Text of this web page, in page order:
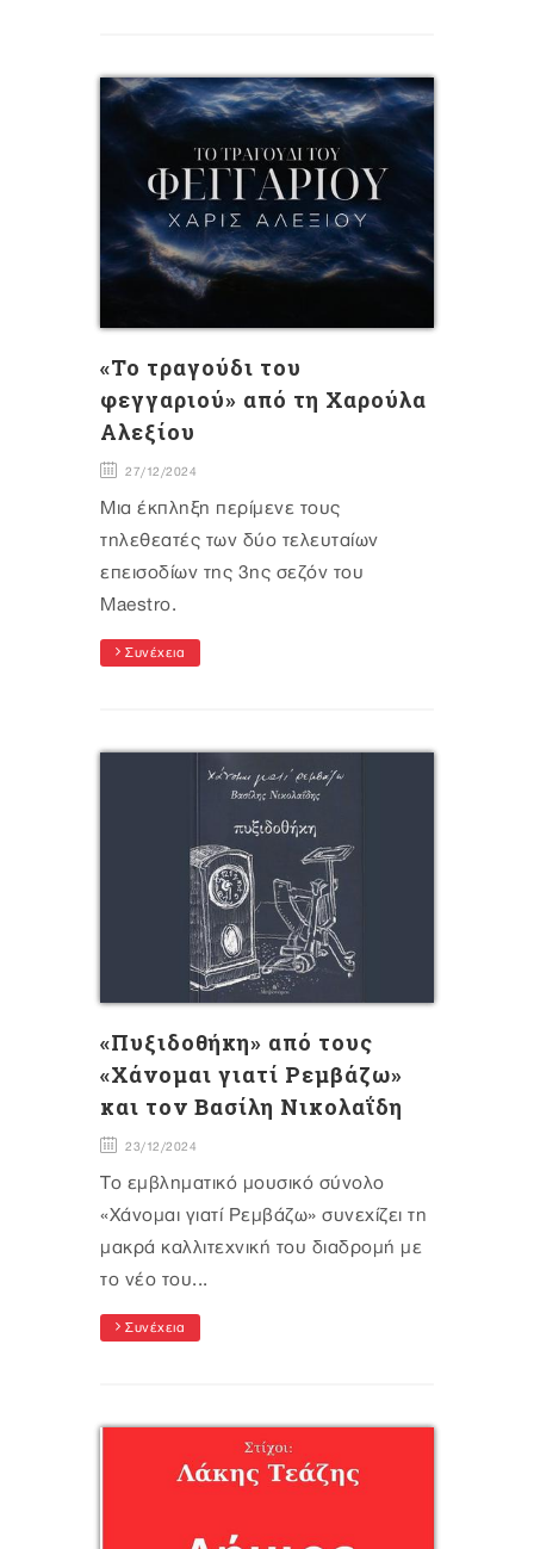
«Το τραγούδι του
φεγγαριού» από τη Χαρούλα
Αλεξίου
27/12/2024
Μια έκπληξη περίμενε τους
τηλεθεατές των δύο τελευταίων
επεισοδίων της 3ης σεζόν του
Maestro.
Συνέχεια
«Πυξιδοθήκη» από τους
«Χάνομαι γιατί Ρεμβάζω»
και τον Βασίλη Νικολαΐδη
23/12/2024
Το εμβληματικό μουσικό σύνολο
«Χάνομαι γιατί Ρεμβάζω» συνεχίζει τη
μακρά καλλιτεχνική του διαδρομή με
το νέο του...
Συνέχεια